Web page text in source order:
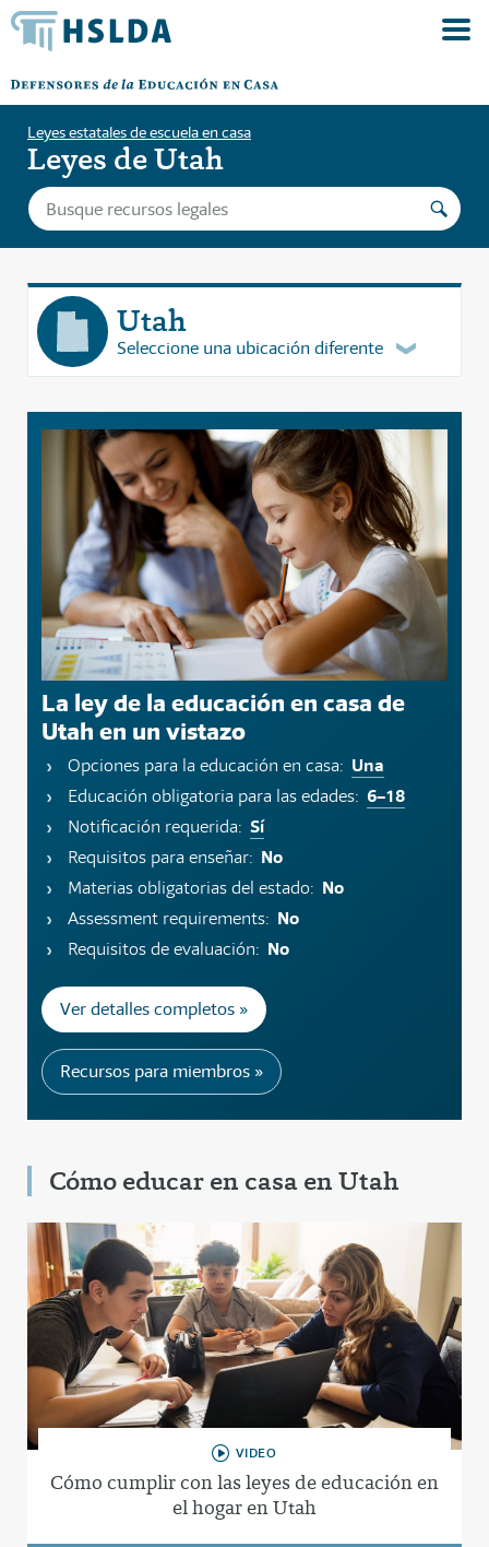
Leyes estatales de escuela en casa
Leyes de Utah
Utah
Seleccione una ubicación diferente
La ley de la educación en casa de
Utah en un vistazo
Opciones para la educación en casa: Una
Educación obligatoria para las edades: 6–18
Notificación requerida: Sí
Requisitos para enseñar: No
Materias obligatorias del estado: No
Assessment requirements: No
Requisitos de evaluación: No
Ver detalles completos »
Recursos para miembros »
Cómo educar en casa en Utah
VIDEO
Cómo cumplir con las leyes de educación en
el hogar en Utah